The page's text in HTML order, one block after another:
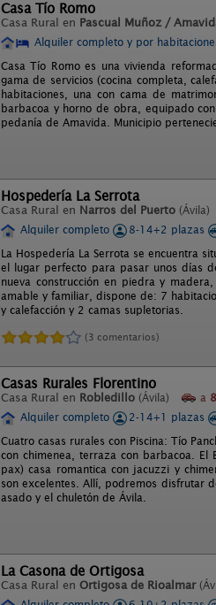
Casa Tío Romo
Casa Rural en Pascual Muñoz /
Alquiler completo y por
Casa Tío Romo es una vivienda
gama de servicios (cocina completa,
habitaciones, una con cama de
barbacoa y horno de obra, equipado
pedanía de Amavida. Municipio
Hospedería La Serrota
Casa Rural en Narros del Puerto (Ávila)
Alquiler completo
8-14+2 plazas
La Hospedería La Serrota se encuentra
el lugar perfecto para pasar unos días
nueva construcción en piedra y
amable y familiar, dispone de: 7
y calefacción y 2 camas supletorias.
(3 comentarios)
Casas Rurales Florentino
Casa Rural en Robledillo (Ávila) a
Alquiler completo
2-14+1 plazas
Cuatro casas rurales con Piscina: Tío
con chimenea, terraza con barbacoa.
pax) casa romantica con jacuzzi y
son excelentes. Allí, podremos disfrutar
asado y el chuletón de Ávila.
La Casona de Ortigosa
Casa Rural en Ortigosa de Rioalmar